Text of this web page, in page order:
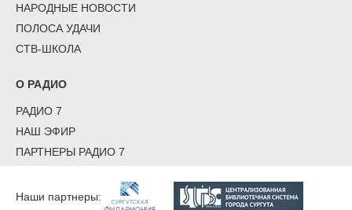
НАРОДНЫЕ НОВОСТИ
ПОЛОСА УДАЧИ
СТВ-ШКОЛА
О РАДИО
РАДИО 7
НАШ ЭФИР
ПАРТНЕРЫ РАДИО 7
Наши партнеры: